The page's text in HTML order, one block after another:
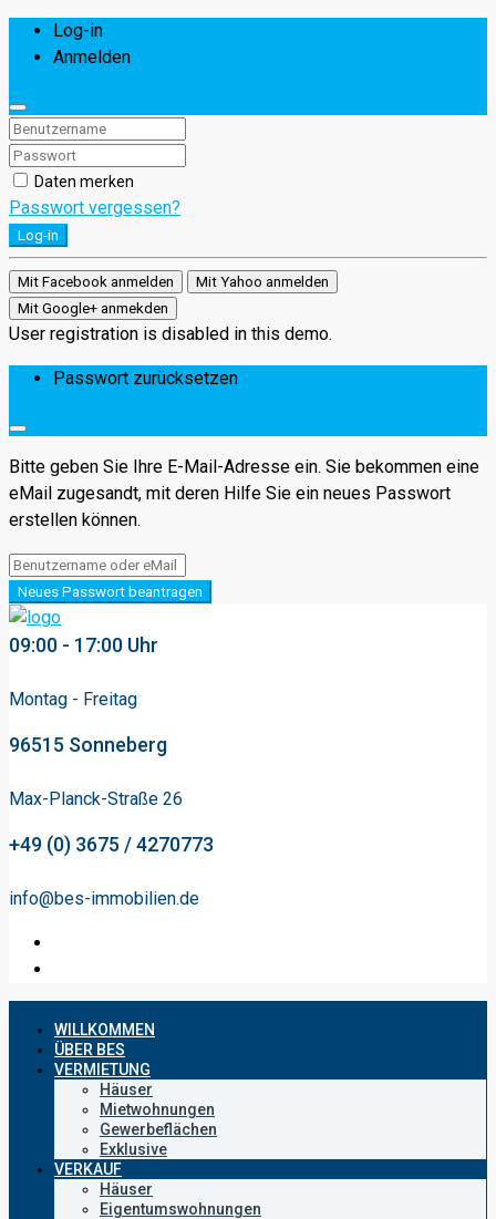
Log-in
Anmelden
Daten merken
Passwort vergessen?
Log-in
Mit Facebook anmelden
Mit Yahoo anmelden
Mit Google+ anmekden
User registration is disabled in this demo.
Passwort zurücksetzen
Bitte geben Sie Ihre E-Mail-Adresse ein. Sie bekommen eine
eMail zugesandt, mit deren Hilfe Sie ein neues Passwort
erstellen können.
Neues Passwort beantragen
09:00 - 17:00 Uhr
Montag - Freitag
96515 Sonneberg
Max-Planck-Straße 26
+49 (0) 3675 / 4270773
info@bes-immobilien.de
WILLKOMMEN
ÜBER BES
VERMIETUNG
Häuser
Mietwohnungen
Gewerbeflächen
Exklusive
VERKAUF
Häuser
Eigentumswohnungen